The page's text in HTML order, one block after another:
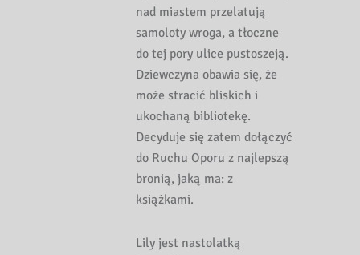
nad miastem przelatują
samoloty wroga, a tłoczne
do tej pory ulice pustoszeją.
Dziewczyna obawia się, że
może stracić bliskich i
ukochaną bibliotekę.
Decyduje się zatem dołączyć
do Ruchu Oporu z najlepszą
bronią, jaką ma: z
książkami.
Lily jest nastolatką